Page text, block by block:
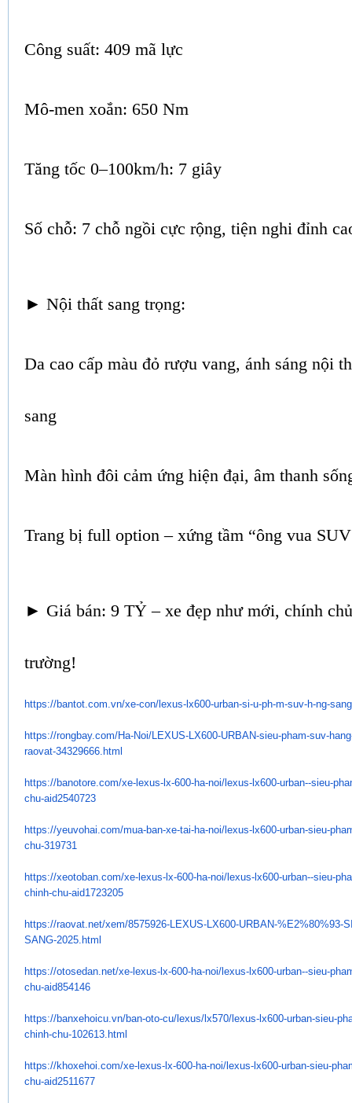
Công suất: 409 mã lực
Mô-men xoắn: 650 Nm
Tăng tốc 0–100km/h: 7 giây
Số chỗ: 7 chỗ ngồi cực rộng, tiện nghi đỉnh
► Nội thất sang trọng:
Da cao cấp màu đỏ rượu vang, ánh sáng nội
sang
Màn hình đôi cảm ứng hiện đại, âm thanh
Trang bị full option – xứng tầm “ông vua SUV
► Giá bán: 9 TỶ – xe đẹp như mới, chính
trường!
https://bantot.com.vn/xe-con/lexus-lx600-urban-si-u-ph-m-suv-h-ng-
https://rongbay.com/Ha-Noi/LEXUS-LX600-URBAN-sieu-pham-suv-
raovat-34329666.html
https://banotore.com/xe-lexus-lx-600-ha-noi/lexus-lx600-urban--sieu-
chu-aid2540723
https://yeuvohai.com/mua-ban-xe-tai-ha-noi/lexus-lx600-urban-sieu-
chu-319731
https://xeotoban.com/xe-lexus-lx-600-ha-noi/lexus-lx600-urban--sieu-
chinh-chu-aid1723205
https://raovat.net/xem/8575926-LEXUS-LX600-URBAN-%E2%80%93-
SANG-2025.html
https://otosedan.net/xe-lexus-lx-600-ha-noi/lexus-lx600-urban--sieu-
chu-aid854146
https://banxehoicu.vn/ban-oto-cu/lexus/lx570/lexus-lx600-urban-sieu-
chinh-chu-102613.html
https://khoxehoi.com/xe-lexus-lx-600-ha-noi/lexus-lx600-urban-sieu-
chu-aid2511677